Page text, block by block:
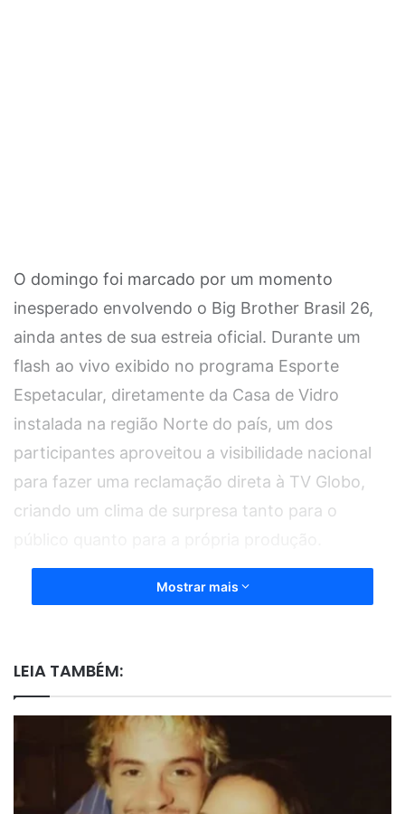
O domingo foi marcado por um momento
inesperado envolvendo o Big Brother Brasil 26,
ainda antes de sua estreia oficial. Durante um
flash ao vivo exibido no programa Esporte
Espetacular, diretamente da Casa de Vidro
instalada na região Norte do país, um dos
participantes aproveitou a visibilidade nacional
para fazer uma reclamação direta à TV Globo,
criando um clima de surpresa tanto para o
Mostrar mais
LEIA TAMBÉM: